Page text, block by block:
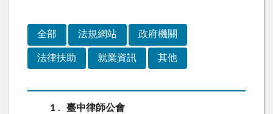
全部 法規網站 政府機關
法律扶助 就業資訊 其他
1 臺中律師公會